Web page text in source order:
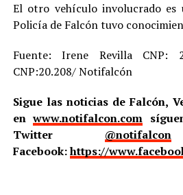
El otro vehículo involucrado es
Policía de Falcón tuvo
Fuente: Irene Revilla CNP:
CNP:20.208/ Notifalcón
Sigue las noticias de Falcón,
enwww.notifalcon.com
Twitter @notifalcon
Facebook:https://